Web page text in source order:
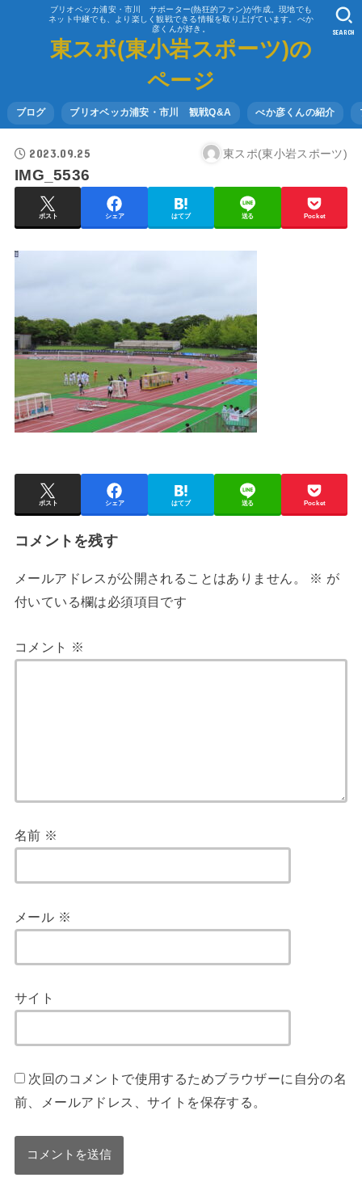
ブリオベッカ浦安・市川 サポーター(熱狂的ファン)が作成。現地でも
ネット中継でも、より楽しく観戦できる情報を取り上げています。べか
彦くんが好き。
東スポ(東小岩スポーツ)の
ページ
ブログ ブリオベッカ浦安・市川 観戦Q&A べか彦くんの紹介
SEARCH
2023.09.25 東スポ(東小岩スポーツ)
IMG_5536
ポスト シェア はてブ 送る Pocket
ポスト シェア はてブ 送る Pocket
コメントを残す
メールアドレスが公開されることはありません。 ※ が
付いている欄は必須項目です
コメント ※
名前 ※
メール ※
サイト
次回のコメントで使用するためブラウザーに自分の名
前、メールアドレス、サイトを保存する。